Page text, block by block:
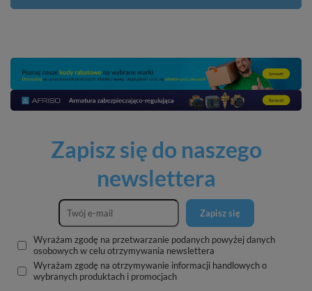
Zapisz się do naszego
newslettera
Zapisz się
Wyrażam zgodę na przetwarzanie podanych powyżej danych
osobowych w celu otrzymywania newslettera
Wyrażam zgodę na otrzymywanie informacji handlowych o
wybranych produktach i promocjach